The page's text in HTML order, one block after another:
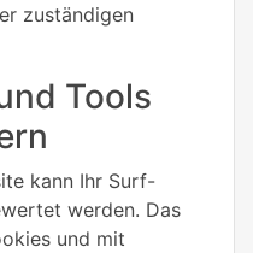
zuständigen
Tools
kann Ihr Surf-
werden. Das
und mit